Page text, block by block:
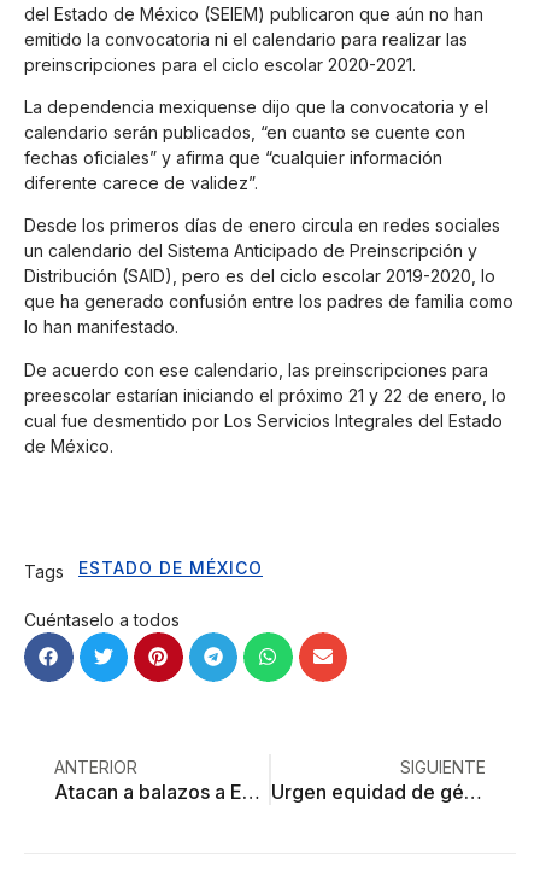
del Estado de México (SEIEM) publicaron que aún no han
emitido la convocatoria ni el calendario para realizar las
preinscripciones para el ciclo escolar 2020-2021.
La dependencia mexiquense dijo que la convocatoria y el
calendario serán publicados, “en cuanto se cuente con
fechas oficiales” y afirma que “cualquier información
diferente carece de validez”.
Desde los primeros días de enero circula en redes sociales
un calendario del Sistema Anticipado de Preinscripción y
Distribución (SAID), pero es del ciclo escolar 2019-2020, lo
que ha generado confusión entre los padres de familia como
lo han manifestado.
De acuerdo con ese calendario, las preinscripciones para
preescolar estarían iniciando el próximo 21 y 22 de enero, lo
cual fue desmentido por Los Servicios Integrales del Estado
de México.
Tags ESTADO DE MÉXICO
Cuéntaselo a todos
ANTERIOR
Atacan a balazos a Esmeralda de Luna; sale con vida de atentado
SIGUIENTE
Urgen equidad de género en instituciones públicas del Edoméx